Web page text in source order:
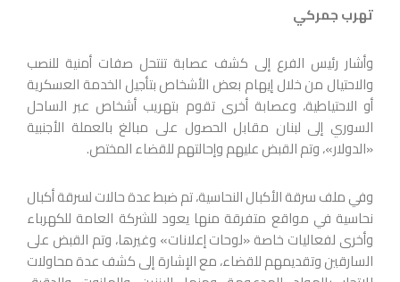
تهرب جمركي
وأشار رئيس الفرع إلى كشف عصابة تنتحل صفات أمنية للنصب
والاحتيال من خلال إيهام بعض الأشخاص بتأجيل الخدمة العسكرية
أو الاحتياطية، وعصابة أخرى تقوم بتهريب أشخاص عبر الساحل
السوري إلى لبنان مقابل الحصول على مبالغ بالعملة الأجنبية
«الدولار»، وتم القبض عليهم وإحالتهم للقضاء المختص.
وفي ملف سرقة الأكبال النحاسية، تم ضبط عدة حالات لسرقة أكبال
نحاسية في مواقع متفرقة منها يعود للشركة العامة للكهرباء
وأخرى لفعاليات خاصة «لوحات إعلانات» وغيرها، وتم القبض على
السارقين وتقديمهم للقضاء، مع الإشارة إلى كشف عدة محاولات